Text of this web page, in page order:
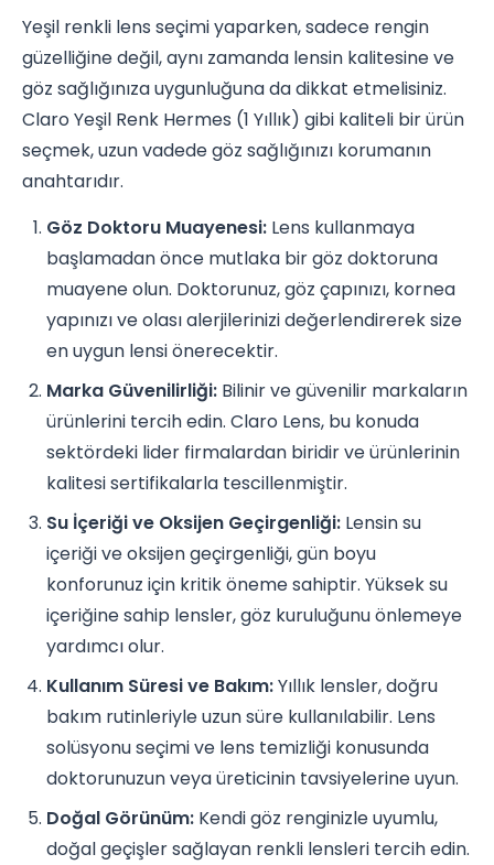
Yeşil renkli lens seçimi yaparken, sadece rengin
güzelliğine değil, aynı zamanda lensin kalitesine ve
göz sağlığınıza uygunluğuna da dikkat etmelisiniz.
Claro Yeşil Renk Hermes (1 Yıllık) gibi kaliteli bir ürün
seçmek, uzun vadede göz sağlığınızı korumanın
anahtarıdır.
Göz Doktoru Muayenesi: Lens kullanmaya
başlamadan önce mutlaka bir göz doktoruna
muayene olun. Doktorunuz, göz çapınızı, kornea
yapınızı ve olası alerjilerinizi değerlendirerek size
en uygun lensi önerecektir.
Marka Güvenilirliği: Bilinir ve güvenilir markaların
ürünlerini tercih edin. Claro Lens, bu konuda
sektördeki lider firmalardan biridir ve ürünlerinin
kalitesi sertifikalarla tescillenmiştir.
Su İçeriği ve Oksijen Geçirgenliği: Lensin su
içeriği ve oksijen geçirgenliği, gün boyu
konforunuz için kritik öneme sahiptir. Yüksek su
içeriğine sahip lensler, göz kuruluğunu önlemeye
yardımcı olur.
Kullanım Süresi ve Bakım:Yıllık lensler, doğru
bakım rutinleriyle uzun süre kullanılabilir. Lens
solüsyonu seçimi ve lens temizliği konusunda
doktorunuzun veya üreticinin tavsiyelerine uyun.
Doğal Görünüm: Kendi göz renginizle uyumlu,
doğal geçişler sağlayan renkli lensleri tercih edin.